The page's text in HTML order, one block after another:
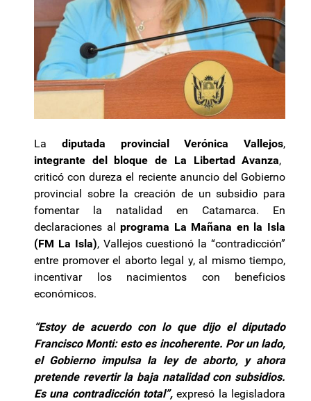
La diputada provincial Verónica Vallejos,
integrante del bloque de La Libertad Avanza,
criticó con dureza el reciente anuncio del Gobierno
provincial sobre la creación de un subsidio para
fomentar la natalidad en Catamarca. En
declaraciones alprograma La Mañana en la Isla
(FM La Isla), Vallejos cuestionó la “contradicción”
entre promover el aborto legal y, al mismo tiempo,
incentivar los nacimientos con beneficios
económicos.
“Estoy de acuerdo con lo que dijo el diputado
Francisco Monti: esto es incoherente. Por un lado,
el Gobierno impulsa la ley de aborto, y ahora
pretende revertir la baja natalidad con subsidios.
Es una contradicción total”, expresó la legisladora